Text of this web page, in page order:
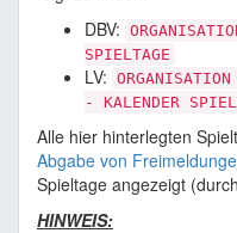
DBV:
SPIELTAGE
LV:
- KALENDER
Alle hier hinterlegten
Abgabe von
Spieltage angezeigt
HINWEIS: